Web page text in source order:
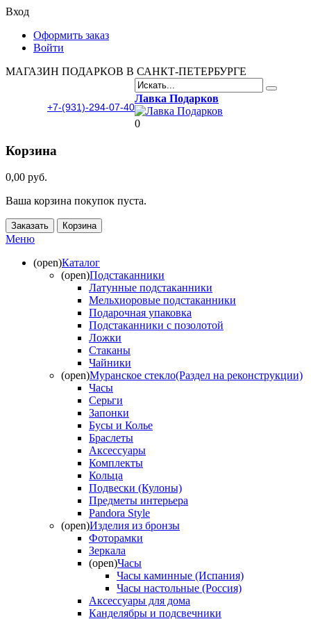
Вход
Оформить заказ
Войти
МАГАЗИН ПОДАРКОВ В САНКТ-ПЕТЕРБУРГЕ
+7-(931)-294-07-40
Лавка Подарков
0
Корзина
0,00 руб.
Ваша корзина покупок пуста.
Заказать Корзина
Меню
(open)Каталог
(open)Подстаканники
Латунные подстаканники
Мельхиоровые подстаканники
Подарочная упаковка
Подстаканники с позолотой
Ложки
Стаканы
Чайники
(open)Муранское стекло(Раздел на реконструкции)
Часы
Серьги
Запонки
Бусы и Колье
Браслеты
Аксессуары
Комплекты
Кольца
Подвески (Кулоны)
Предметы интерьера
Pandora Style
(open)Изделия из бронзы
Фоторамки
Зеркала
(open)Часы
Часы каминные (Испания)
Часы настольные (Россия)
Аксессуары для дома
Канделябры и подсвечники